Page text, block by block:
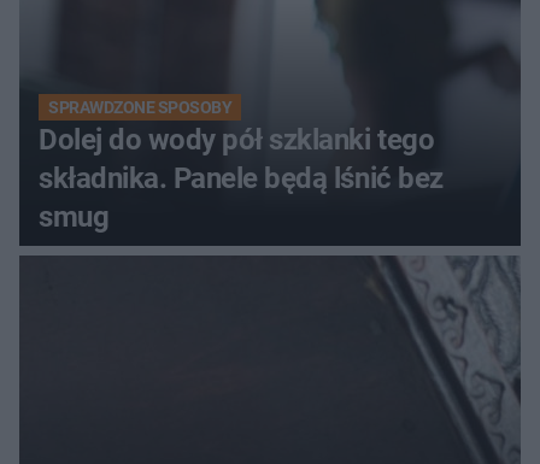
SPRAWDZONE SPOSOBY
Dolej do wody pół szklanki tego
składnika. Panele będą lśnić bez
smug